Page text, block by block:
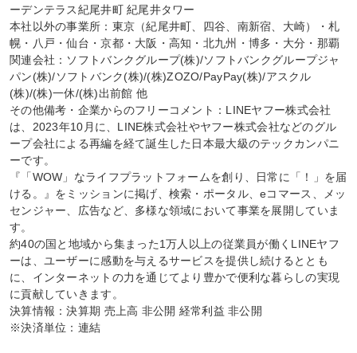
ーデンテラス紀尾井町 紀尾井タワー
本社以外の事業所：東京（紀尾井町、四谷、南新宿、大崎）・札
幌・八戸・仙台・京都・大阪・高知・北九州・博多・大分・那覇
関連会社：ソフトバンクグループ(株)/ソフトバンクグループジャ
パン(株)/ソフトバンク(株)/(株)ZOZO/PayPay(株)/アスクル
(株)/(株)一休/(株)出前館 他
その他備考・企業からのフリーコメント：LINEヤフー株式会社
は、2023年10月に、LINE株式会社やヤフー株式会社などのグル
ープ会社による再編を経て誕生した日本最大級のテックカンパニ
ーです。
『「WOW」なライフプラットフォームを創り、日常に「！」を届
ける。』をミッションに掲げ、検索・ポータル、eコマース、メッ
センジャー、広告など、多様な領域において事業を展開していま
す。
約40の国と地域から集まった1万人以上の従業員が働くLINEヤフ
ーは、ユーザーに感動を与えるサービスを提供し続けるととも
に、インターネットの力を通じてより豊かで便利な暮らしの実現
に貢献していきます。
決算情報：決算期 売上高 非公開 経常利益 非公開
※決済単位：連結